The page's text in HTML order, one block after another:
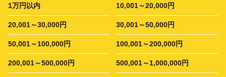
1万円以内 10,001～20,000円
20,001～30,000円 30,001～50,000円
50,001～100,000円 100,001～200,000円
200,001～500,000円 500,001～1,000,000円